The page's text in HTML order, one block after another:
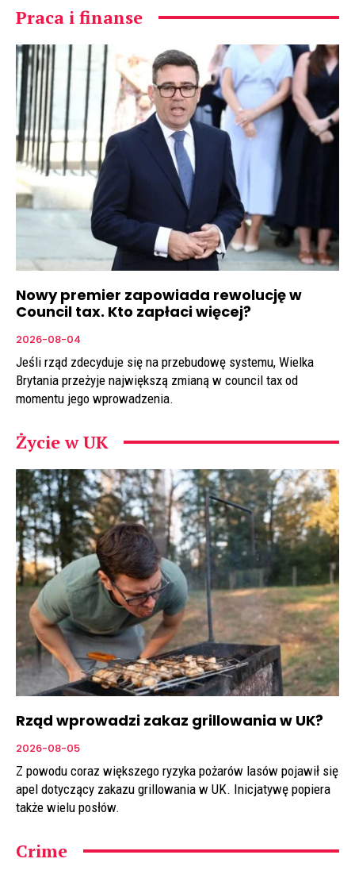
Praca i finanse
Nowy premier zapowiada rewolucję w
Council tax. Kto zapłaci więcej?
2026-08-04
Jeśli rząd zdecyduje się na przebudowę systemu, Wielka
Brytania przeżyje największą zmianą w council tax od
momentu jego wprowadzenia.
Życie w UK
Rząd wprowadzi zakaz grillowania w UK?
2026-08-05
Z powodu coraz większego ryzyka pożarów lasów pojawił się
apel dotyczący zakazu grillowania w UK. Inicjatywę popiera
także wielu posłów.
Crime